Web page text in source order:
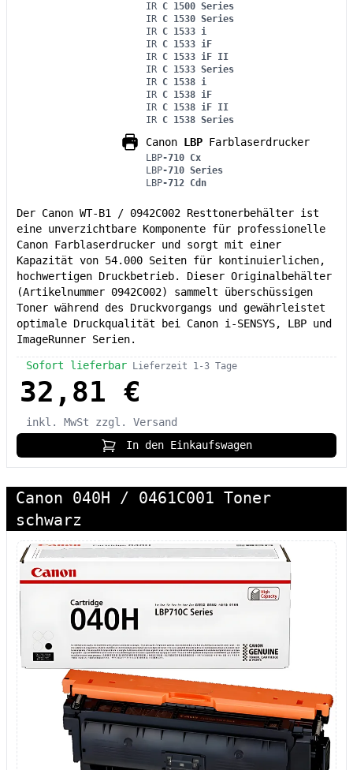
IR C 1500 Series
IR C 1530 Series
IR C 1533 i
IR C 1533 iF
IR C 1533 iF II
IR C 1533 Series
IR C 1538 i
IR C 1538 iF
IR C 1538 iF II
IR C 1538 Series
Canon LBP Farblaserdrucker
LBP-710 Cx
LBP-710 Series
LBP-712 Cdn
Der Canon WT-B1 / 0942C002 Resttonerbehälter ist
eine unverzichtbare Komponente für professionelle
Canon Farblaserdrucker und sorgt mit einer
Kapazität von 54.000 Seiten für kontinuierlichen,
hochwertigen Druckbetrieb. Dieser Originalbehälter
(Artikelnummer 0942C002) sammelt überschüssigen
Toner während des Druckvorgangs und gewährleistet
optimale Druckqualität bei Canon i-SENSYS, LBP und
ImageRunner Serien.
Sofort lieferbar Lieferzeit 1-3 Tage
32,81 €
inkl. MwSt
zzgl. Versand
In den Einkaufswagen
Canon 040H / 0461C001 Toner
schwarz